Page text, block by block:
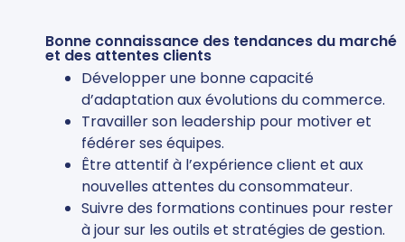
Bonne connaissance des tendances du marché
et des attentes clients
Développer une bonne capacité
d’adaptation aux évolutions du commerce.
Travailler son leadership pour motiver et
fédérer ses équipes.
Être attentif à l’expérience client et aux
nouvelles attentes du consommateur.
Suivre des formations continues pour rester
à jour sur les outils et stratégies de gestion.